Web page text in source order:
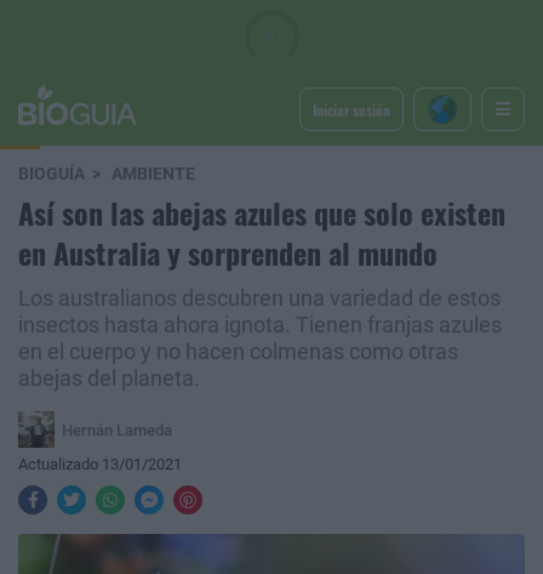
Iniciar sesión
BIOGUÍA AMBIENTE
Así son las abejas azules que solo existen
en Australia y sorprenden al mundo
Los australianos descubren una variedad de estos
insectos hasta ahora ignota. Tienen franjas azules
en el cuerpo y no hacen colmenas como otras
abejas del planeta.
Hernán Lameda
Actualizado 13/01/2021